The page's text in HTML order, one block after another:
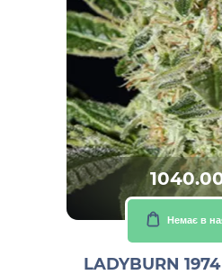
Немає в
LADYBURN